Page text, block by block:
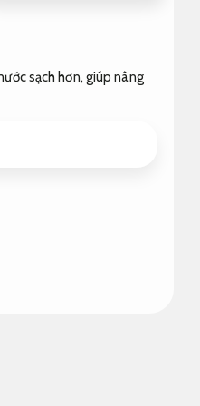
sạch hơn, giúp nâng